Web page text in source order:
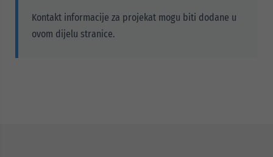
Kontakt informacije za projekat mogu biti dodane u
ovom dijelu stranice.